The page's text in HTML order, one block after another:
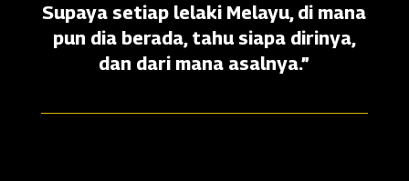
Supaya setiap lelaki Melayu, di mana
pun dia berada, tahu siapa dirinya,
dan dari mana asalnya.”